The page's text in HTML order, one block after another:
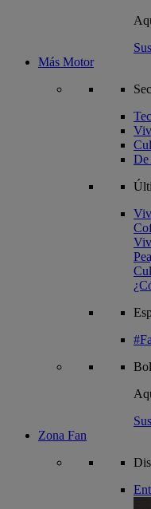
Más Motor
De
Zona Fan